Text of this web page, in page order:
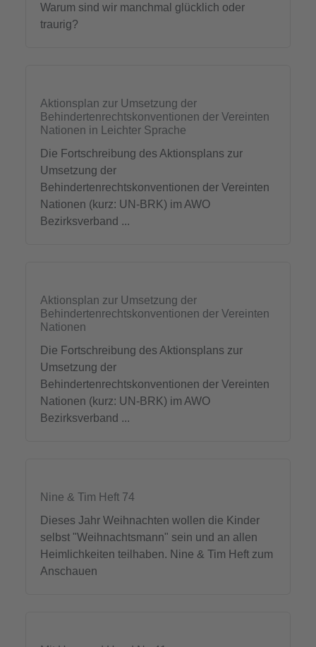
Warum sind wir manchmal glücklich oder
traurig?
Aktionsplan zur Umsetzung der
Behindertenrechtskonventionen der Vereinten
Nationen in Leichter Sprache
Die Fortschreibung des Aktionsplans zur
Umsetzung der
Behindertenrechtskonventionen der Vereinten
Nationen (kurz: UN-BRK) im AWO
Bezirksverband ...
Aktionsplan zur Umsetzung der
Behindertenrechtskonventionen der Vereinten
Nationen
Die Fortschreibung des Aktionsplans zur
Umsetzung der
Behindertenrechtskonventionen der Vereinten
Nationen (kurz: UN-BRK) im AWO
Bezirksverband ...
Nine & Tim Heft 74
Dieses Jahr Weihnachten wollen die Kinder
selbst "Weihnachtsmann" sein und an allen
Heimlichkeiten teilhaben. Nine & Tim Heft zum
Anschauen